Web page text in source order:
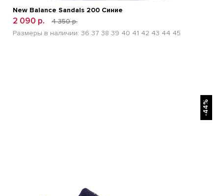
New Balance Sandals 200 Синие
2 090 р.
4 350 р.
Размеры в наличии: 36 37 38 39 40 41 42 43 44 45
-44%